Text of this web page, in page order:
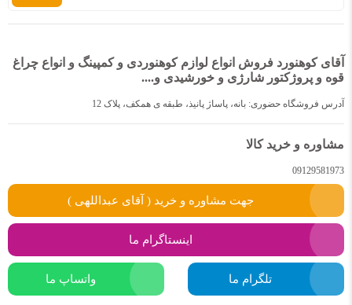
آقای کوهنورد فروش انواع لوازم کوهنوردی و کمپینگ و انواع چراغ
قوه و پروژکتور شارژی و خورشیدی و....
آدرس فروشگاه حضوری: بانه، پاساژ پانیذ، طبقه ی همکف، پلاک 12
مشاوره و خرید کالا
09129581973
جهت مشاوره و خرید ( آقای عبداللهی )
اینستاگرام ما
تلگرام ما واتساپ ما